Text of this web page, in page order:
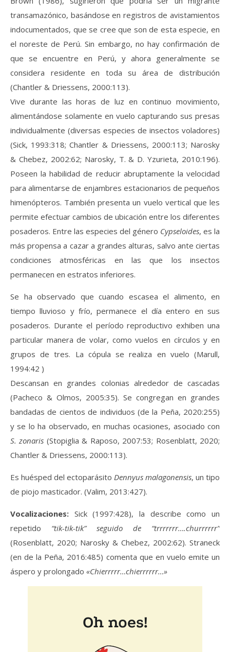
transamazónico, basándose en registros de avistamientos
indocumentados, que se cree que son de esta especie, en
el noreste de Perú. Sin embargo, no hay confirmación de
que se encuentre en Perú, y ahora generalmente se
considera residente en toda su área de distribución
(Chantler & Driessens, 2000:113).
Vive durante las horas de luz en continuo movimiento,
alimentándose solamente en vuelo capturando sus presas
individualmente (diversas especies de insectos voladores)
(Sick, 1993:318; Chantler & Driessens, 2000:113; Narosky
& Chebez, 2002:62; Narosky, T. & D. Yzurieta, 2010:196).
Poseen la habilidad de reducir abruptamente la velocidad
para alimentarse de enjambres estacionarios de pequeños
himenópteros. También presenta un vuelo vertical que les
permite efectuar cambios de ubicación entre los diferentes
posaderos. Entre las especies del género Cypseloides, es la
más propensa a cazar a grandes alturas, salvo ante ciertas
condiciones atmosféricas en las que los insectos
permanecen en estratos inferiores.
Se ha observado que cuando escasea el alimento, en
tiempo lluvioso y frío, permanece el día entero en sus
posaderos. Durante el período reproductivo exhiben una
particular manera de volar, como vuelos en círculos y en
grupos de tres. La cópula se realiza en vuelo (Marull,
1994:42 )
Descansan en grandes colonias alrededor de cascadas
(Pacheco & Olmos, 2005:35). Se congregan en grandes
bandadas de cientos de individuos (de la Peña, 2020:255)
y se lo ha observado, en muchas ocasiones, asociado con
S. zonaris (Stopiglia & Raposo, 2007:53; Rosenblatt, 2020;
Chantler & Driessens, 2000:113).
Es huésped del ectoparásito Dennyus malagonensis, un tipo
de piojo masticador. (Valim, 2013:427).
Vocalizaciones: Sick (1997:428), la describe como un
repetido “tik-tik-tik” seguido de “trrrrrrr….churrrrrr”
(Rosenblatt, 2020; Narosky & Chebez, 2002:62). Straneck
(en de la Peña, 2016:485) comenta que en vuelo emite un
áspero y prolongado «Chierrrrr…chierrrrrr…»